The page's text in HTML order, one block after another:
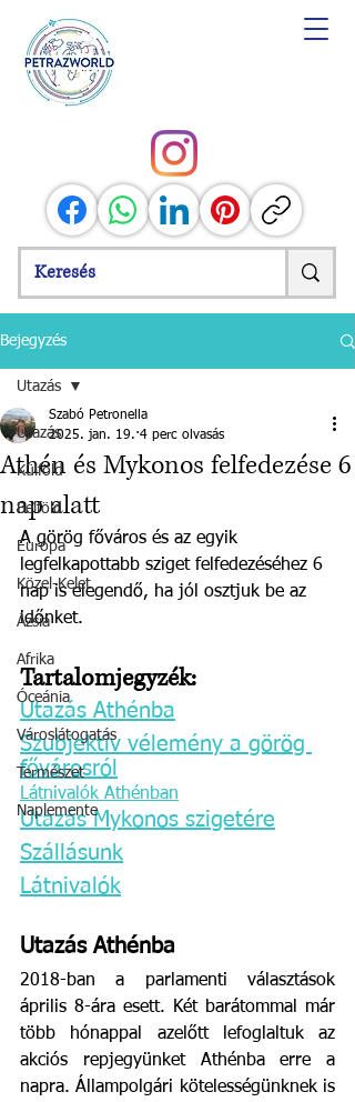
Bejegyzés
Utazás
Külföld
Belföld
Európa
Közel-Kelet
Ázsia
Afrika
Óceánia
Városlátogatás
Természet
Naplemente
Utazás
Athén és Mykonos felfedezése 6
nap alatt
Szabó Petronella
2025. jan. 19. 4 perc olvasás
A görög főváros és az egyik
legfelkapottabb sziget felfedezéséhez 6
nap is elegendő, ha jól osztjuk be az
időnket.
Tartalomjegyzék:
Utazás Athénba
Szubjektív vélemény a görög
fővárosról
Látnivalók Athénban
Utazás Mykonos szigetére
Szállásunk
Látnivalók
Utazás Athénba
2018-ban a parlamenti választások
április 8-ára esett. Két barátommal már
több hónappal azelőtt lefoglaltuk az
akciós repjegyünket Athénba erre a
napra. Állampolgári kötelességünknek is